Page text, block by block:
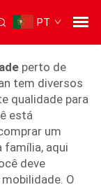
PT
próximo
perto de
tem diversos
qualidade para
está
um
família, aqui
deve
O